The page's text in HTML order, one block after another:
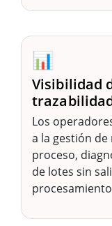
📊
Visibilidad
Los
a la gestión
proceso,
de lotes sin